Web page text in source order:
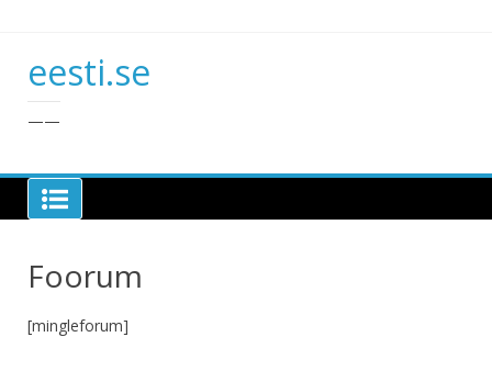
eesti.se
——
Foorum
[mingleforum]